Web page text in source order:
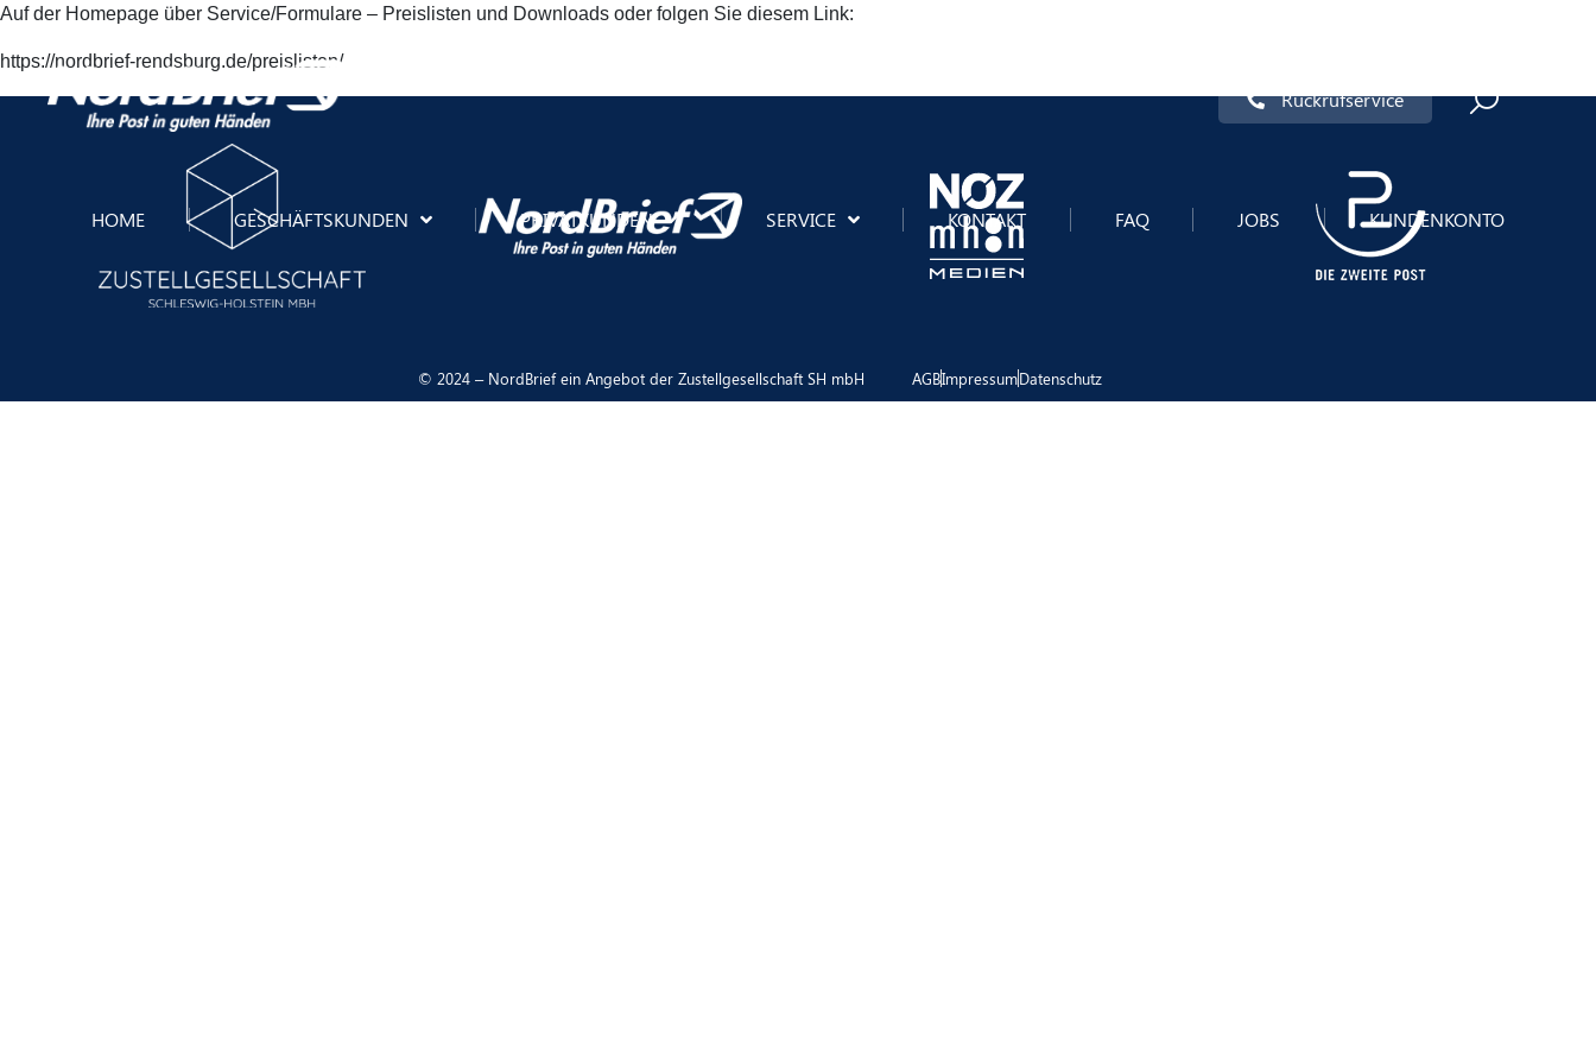
Rückrufservice
HOME GESCHÄFTSKUNDEN PRIVATKUNDEN SERVICE KONTAKT FAQ JOBS KUNDENKONTO
Auf der Homepage über Service/Formulare – Preislisten und Downloads oder folgen Sie diesem Link:
https://nordbrief-rendsburg.de/preislisten/
© 2024 – NordBrief ein Angebot der Zustellgesellschaft SH mbH AGBImpressumDatenschutz